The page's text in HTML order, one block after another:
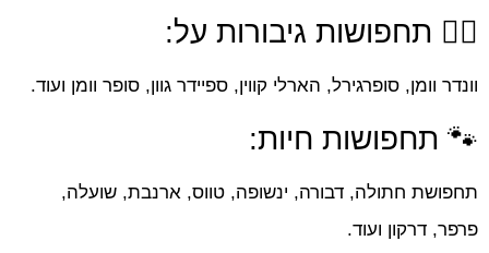
🤸‍♀️ תחפושות גיבורות על:
וונדר וומן, סופרגירל, הארלי קווין, ספיידר גוון, סופר וומן ועוד.
🐾 תחפושות חיות:
תחפושת חתולה, דבורה, ינשופה, טווס, ארנבת, שועלה,
פרפר, דרקון ועוד.